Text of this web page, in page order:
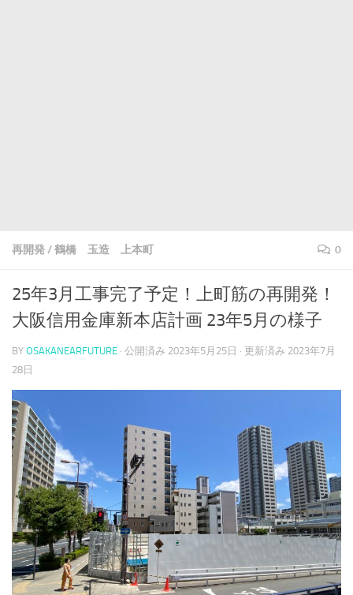
再開発/鶴橋 玉造 上本町 0
25年3月工事完了予定！上町筋の再開発！
大阪信用金庫新本店計画 23年5月の様子
BY OSAKANEARFUTURE · 公開済み 2023年5月25日 · 更新済み 2023年7月
28日